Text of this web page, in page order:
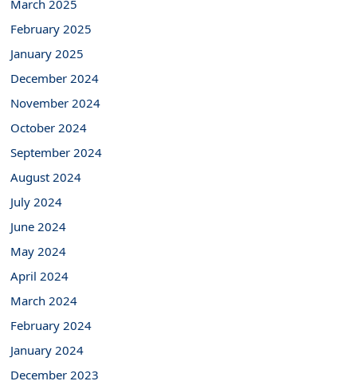
March 2025
February 2025
January 2025
December 2024
November 2024
October 2024
September 2024
August 2024
July 2024
June 2024
May 2024
April 2024
March 2024
February 2024
January 2024
December 2023